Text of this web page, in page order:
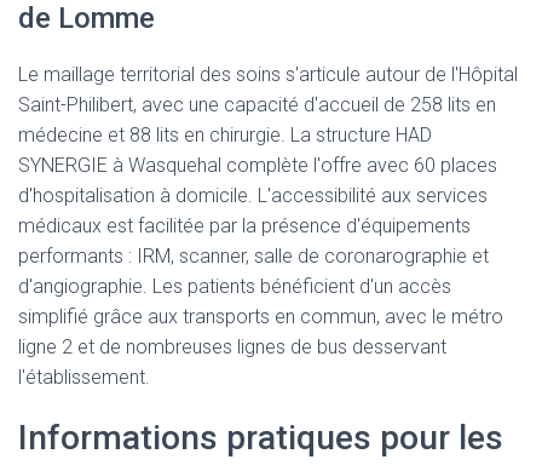
de Lomme
Le maillage territorial des soins s'articule autour de l'Hôpital
Saint-Philibert, avec une capacité d'accueil de 258 lits en
médecine et 88 lits en chirurgie. La structure HAD
SYNERGIE à Wasquehal complète l'offre avec 60 places
d'hospitalisation à domicile. L'accessibilité aux services
médicaux est facilitée par la présence d'équipements
performants : IRM, scanner, salle de coronarographie et
d'angiographie. Les patients bénéficient d'un accès
simplifié grâce aux transports en commun, avec le métro
ligne 2 et de nombreuses lignes de bus desservant
l'établissement.
Informations pratiques pour les